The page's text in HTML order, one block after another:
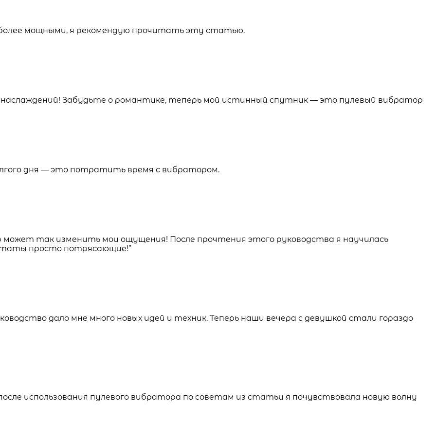
мощными, я рекомендую прочитать эту статью.
Забудьте о романтике, теперь мой истинный спутник — это пулевый вибратор
дня — это потратить время с вибратором.
так изменить мои ощущения! После прочтения этого руководства я научилась
просто потрясающие!”
дало мне много новых идей и техник. Теперь наши вечера с девушкой стали гораздо
использования пулевого вибратора по советам из статьи я почувствовала новую волну